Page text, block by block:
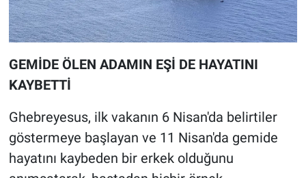
GEMİDE ÖLEN ADAMIN EŞİ DE HAYATINI
KAYBETTİ
Ghebreyesus, ilk vakanın 6 Nisan'da belirtiler
göstermeye başlayan ve 11 Nisan'da gemide
hayatını kaybeden bir erkek olduğunu